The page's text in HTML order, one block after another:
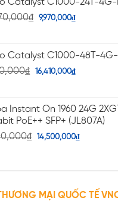
₫ 9,970,000₫
Catalyst C1000-48T-
₫ 16,410,000₫
Instant On 1960 24G
PoE++ SFP+ (JL807A)
₫ 14,500,000₫
MẠI QUỐC TẾ